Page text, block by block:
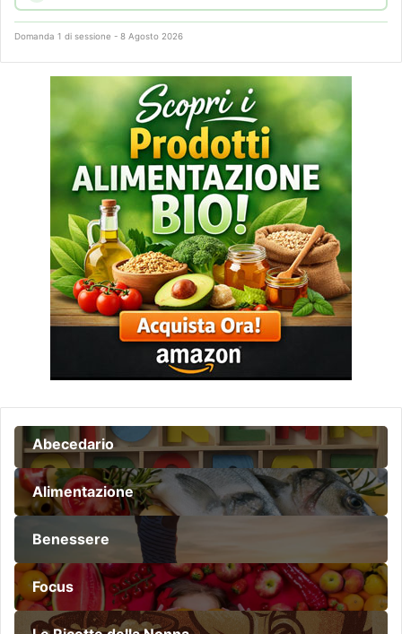
Domanda 1 di sessione - 8 Agosto 2026
Abecedario
Alimentazione
Benessere
Focus